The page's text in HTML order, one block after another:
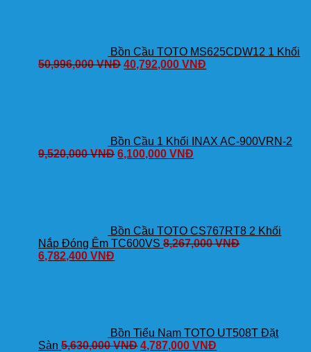
Bồn Cầu TOTO MS625CDW12 1 Khối
50,996,000VNĐ 40,792,000VNĐ
Bồn Cầu 1 Khối INAX AC-900VRN-2
9,520,000VNĐ 6,100,000VNĐ
Bồn Cầu TOTO CS767RT8 2 Khối
Nắp Đóng Êm TC600VS 8,267,000VNĐ
6,782,400VNĐ
Bồn Tiểu Nam TOTO UT508T Đặt
Sàn 5,630,000VNĐ 4,787,000VNĐ